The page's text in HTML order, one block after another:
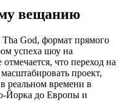
вещанию
God, формат прямого
успеха шоу на
что переход на
проект,
реальном времени в
Йорка до Европы и